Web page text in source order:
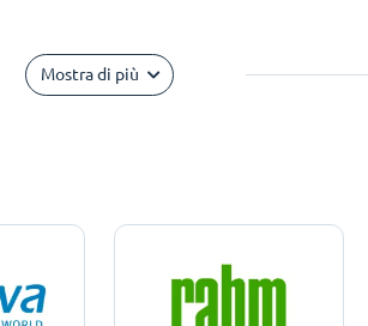
Mostra di più